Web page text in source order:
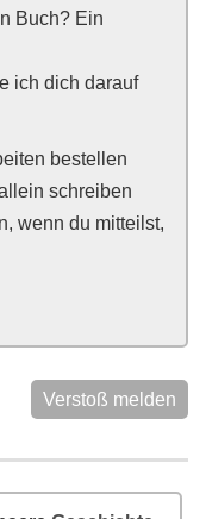
Buch? Ein
ich dich darauf
bestellen
schreiben
wenn du mitteilst,
Verstoß melden